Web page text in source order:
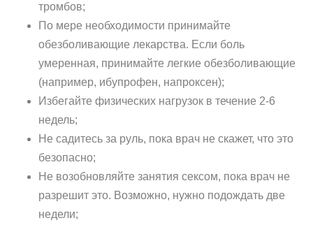
тромбов;
По мере необходимости принимайте
обезболивающие лекарства. Если боль
умеренная, принимайте легкие обезболивающие
(например, ибупрофен, напроксен);
Избегайте физических нагрузок в течение 2-6
недель;
Не садитесь за руль, пока врач не скажет, что это
безопасно;
Не возобновляйте занятия сексом, пока врач не
разрешит это. Возможно, нужно подождать две
недели;